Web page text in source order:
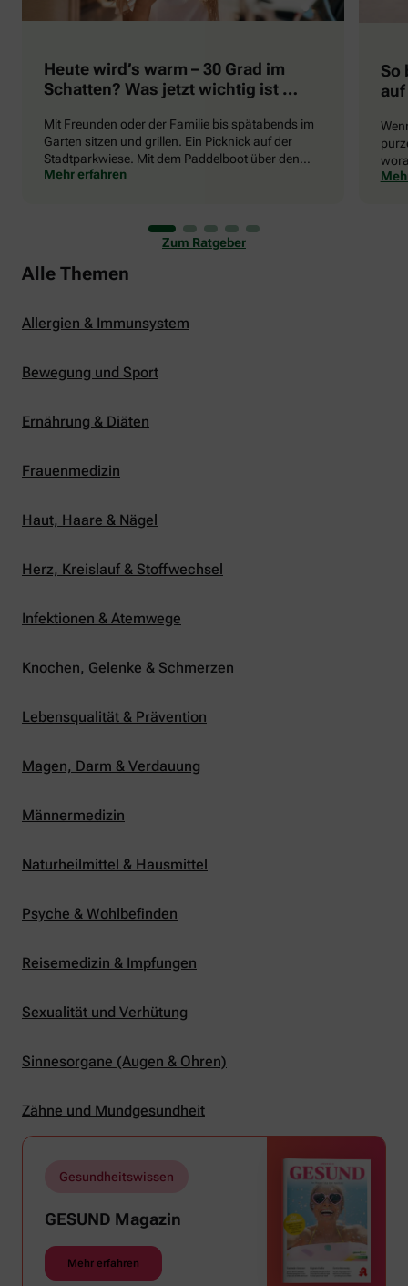
Heute wird’s warm – 30 Grad im
Schatten? Was jetzt wichtig ist …
Mit Freunden oder der Familie bis spätabends im
Garten sitzen und grillen. Ein Picknick auf der
Stadtparkwiese. Mit dem Paddelboot über den
See gleiten oder eine Radtour durch die blühende
er uns auch ganz schön zu schaffen. Wenn die
Temperaturen tagsüber auf mehr als 30 Grad
klettern und uns warme Tropennächte den Schlaf
rauben, sehnen wir uns oft nach einem
Mehr erfahren
So
die
Zum Ratgeber
Alle Themen
Allergien & Immunsystem
Bewegung und Sport
Ernährung & Diäten
Frauenmedizin
Haut, Haare & Nägel
Herz, Kreislauf & Stoffwechsel
Infektionen & Atemwege
Knochen, Gelenke & Schmerzen
Lebensqualität & Prävention
Magen, Darm & Verdauung
Männermedizin
Naturheilmittel & Hausmittel
Psyche & Wohlbefinden
Reisemedizin & Impfungen
Sexualität und Verhütung
Sinnesorgane (Augen & Ohren)
Zähne und Mundgesundheit
Gesundheitswissen
GESUND Magazin
Mehr erfahren